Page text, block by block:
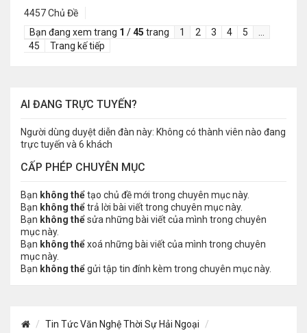
4457 Chủ Đề
Bạn đang xem trang 1 /45 trang 1 2 3 4 5
45
Trang kế tiếp
AI ĐANG TRỰC TUYẾN?
Người dùng duyệt diễn đàn này: Không có thành viên nào đang
trực tuyến và 6 khách
CẤP PHÉP CHUYÊN MỤC
Bạn không thểtạo chủ đề mới trong chuyên mục này.
Bạn không thểtrả lời bài viết trong chuyên mục này.
Bạn không thểsửa những bài viết của mình trong chuyên
mục này.
Bạn không thểxoá những bài viết của mình trong chuyên
mục này.
Bạn không thểgửi tập tin đính kèm trong chuyên mục này.
Tin Tức Văn Nghệ Thời Sự Hải Ngoại